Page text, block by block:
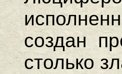
создан
столько